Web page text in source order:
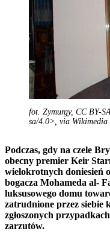
fot. Zymurgy, CC BY-
sa/4.0>, via Wikimedia
Podczas, gdy na czele
obecny premier Keir
wielokrotnych doniesień
bogacza Mohameda al-
luksusowego domu
zatrudnione przez siebie
zgłoszonych
zarzutów.